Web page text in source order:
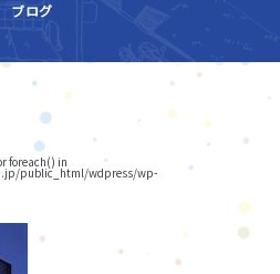
ブログ
foreach() in
public_html/wdpress/wp-